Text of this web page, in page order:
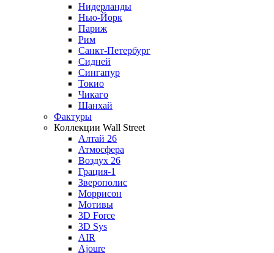
Нидерланды
Нью-Йорк
Париж
Рим
Санкт-Петербург
Сидней
Сингапур
Токио
Чикаго
Шанхай
Фактуры
Коллекции Wall Street
Алтай 26
Атмосфера
Воздух 26
Грация-1
Зверополис
Моррисон
Мотивы
3D Force
3D Sys
AIR
Ajoure